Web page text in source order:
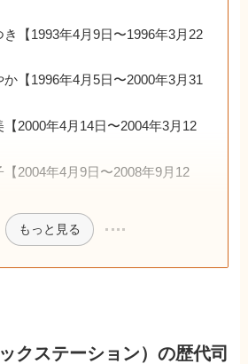
き【1993年4月9日〜1996年3月22
か【1996年4月5日〜2000年3月31
【2000年4月14日〜2004年3月12
【2004年4月9日〜2008年9月12
もっと見る
クステーション）の歴代司